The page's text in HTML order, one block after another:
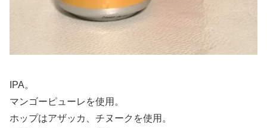
IPA。
マンゴーピューレを使用。
ホップはアザッカ、チヌークを使用。